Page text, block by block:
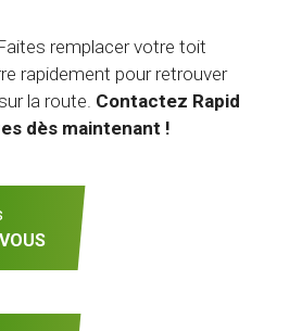
remplacer votre toit
rapidement pour retrouver
la route. Contactez Rapid
dès maintenant !